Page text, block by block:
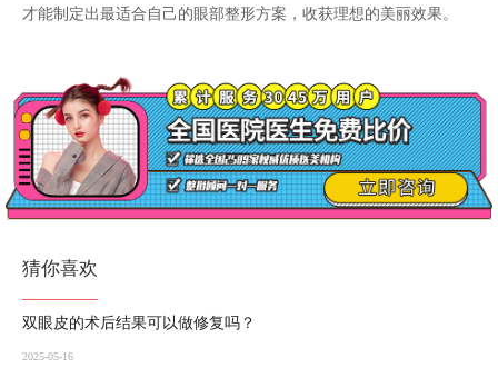
才能制定出最适合自己的眼部整形方案，收获理想的美丽效果。
猜你喜欢
双眼皮的术后结果可以做修复吗？
2025-05-16